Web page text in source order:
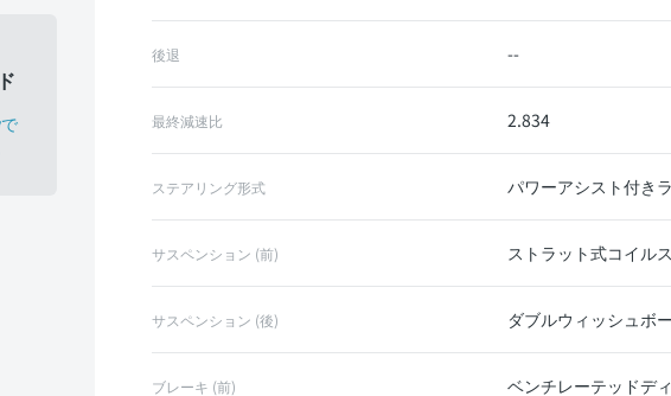
後退 --
最終減速比 2.834
ステアリング形式 パワーアシスト付き
サスペンション (前) ストラット式コイル
サスペンション (後) ダブルウィッシュボ
ブレーキ (前) ベンチレーテッドデ